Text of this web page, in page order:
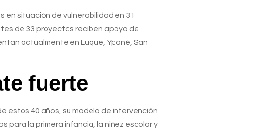
en situación de vulnerabilidad en 31
de 33 proyectos reciben apoyo de
actualmente en Luque, Ypané, San
fuerte
estos 40 años, su modelo de intervención
para la primera infancia, la niñez escolar y